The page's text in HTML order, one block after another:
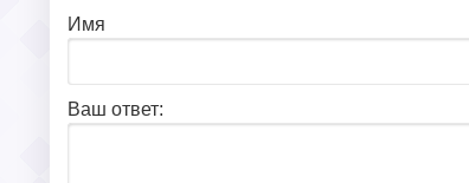
Имя
Ваш ответ: